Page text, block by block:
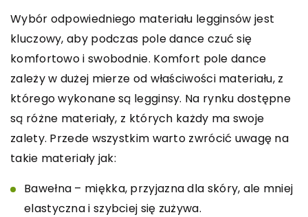
Wybór odpowiedniego materiału legginsów jest
kluczowy, aby podczas pole dance czuć się
komfortowo i swobodnie. Komfort pole dance
zależy w dużej mierze od właściwości materiału, z
którego wykonane są legginsy. Na rynku dostępne
są różne materiały, z których każdy ma swoje
zalety. Przede wszystkim warto zwrócić uwagę na
takie materiały jak:
Bawełna – miękka, przyjazna dla skóry, ale mniej
elastyczna i szybciej się zużywa.